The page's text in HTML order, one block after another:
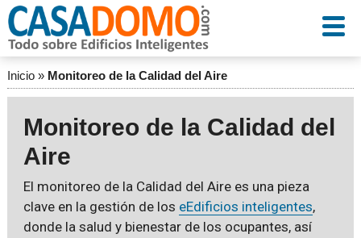
Inicio» Monitoreo de la Calidad del Aire
Monitoreo de la Calidad del
Aire
El monitoreo de la Calidad del Aire es una pieza
clave en la gestión de los eEdificios inteligentes,
donde la salud y bienestar de los ocupantes, así